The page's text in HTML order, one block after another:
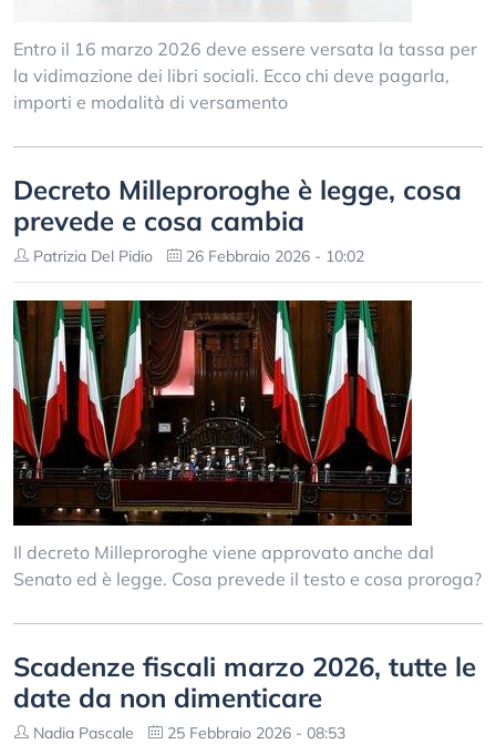
Entro il 16 marzo 2026 deve essere versata la tassa per
la vidimazione dei libri sociali. Ecco chi deve pagarla,
importi e modalità di versamento
Decreto Milleproroghe è legge, cosa
prevede e cosa cambia
Patrizia Del Pidio 26 Febbraio 2026 - 10:02
Il decreto Milleproroghe viene approvato anche dal
Senato ed è legge. Cosa prevede il testo e cosa proroga?
Scadenze fiscali marzo 2026, tutte le
date da non dimenticare
Nadia Pascale 25 Febbraio 2026 - 08:53